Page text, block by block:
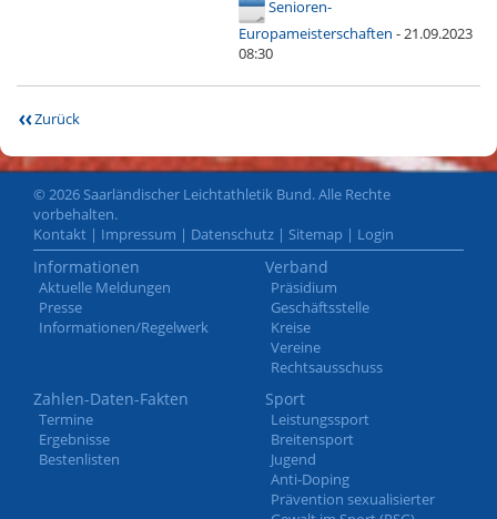
Senioren-
Europameisterschaften - 21.09.2023
08:30
Zurück
© 2026 Saarländischer Leichtathletik Bund. Alle Rechte
vorbehalten.
Kontakt | Impressum | Datenschutz | Sitemap | Login
Informationen
Aktuelle Meldungen
Presse
Informationen/Regelwerk
Verband
Präsidium
Geschäftsstelle
Kreise
Vereine
Rechtsausschuss
Zahlen-Daten-Fakten
Termine
Ergebnisse
Bestenlisten
Sport
Leistungssport
Breitensport
Jugend
Anti-Doping
Prävention sexualisierter